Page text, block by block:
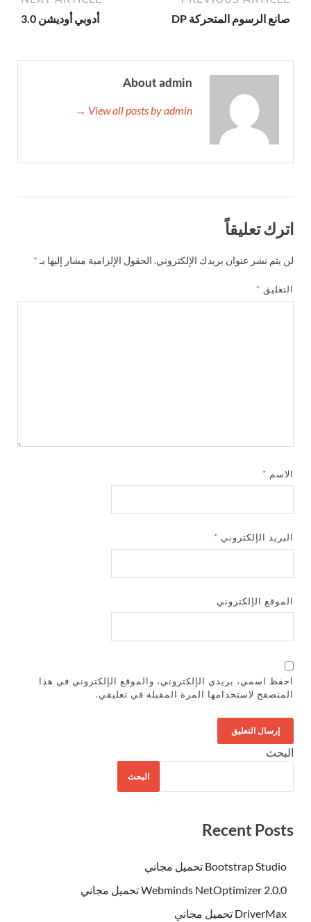
صانع الرسوم المتحركة DP أدوبي أوديشن 3.0
About admin
View all posts by admin →
اترك تعليقاً
لن يتم نشر عنوان بريدك الإلكتروني. الحقول الإلزامية مشار إليها بـ *
التعليق *
الاسم *
البريد الإلكتروني *
الموقع الإلكتروني
احفظ اسمي، بريدي الإلكتروني، والموقع الإلكتروني في هذا
المتصفح لاستخدامها المرة المقبلة في تعليقي.
البحث
البحث
Recent Posts
Bootstrap Studio تحميل مجاني
Webminds NetOptimizer 2.0.0 تحميل مجاني
DriverMax تحميل مجاني